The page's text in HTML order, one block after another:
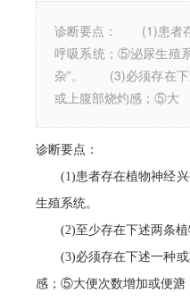
诊断要点： (1)患者存
呼吸系统；⑤泌尿生殖
杂”。 (3)必须存在下
或上腹部烧灼感；⑤大
诊断要点：
(1)患者存在植物神经兴
生殖系统。
(2)至少存在下述两条植
(3)必须存在下述一种或
感；⑤大便次数增加或便